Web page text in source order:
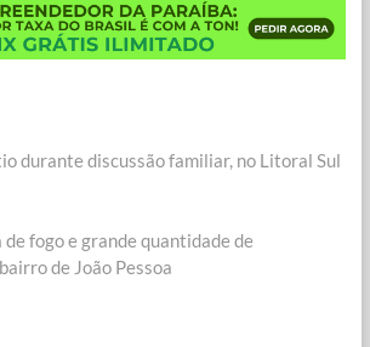
durante discussão familiar, no Litoral Sul
fogo e grande quantidade de
de João Pessoa